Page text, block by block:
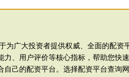
为广大投资者提供权威、全面的配资
、用户评价等核心指标，帮助您快
己的配资平台。选择配资平台查询